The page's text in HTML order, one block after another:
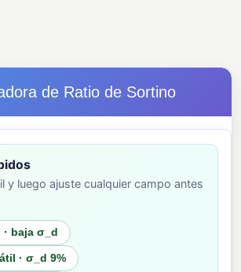
de Ratio de Sortino
y luego ajuste cualquier campo antes
baja σ_d
· σ_d 9%